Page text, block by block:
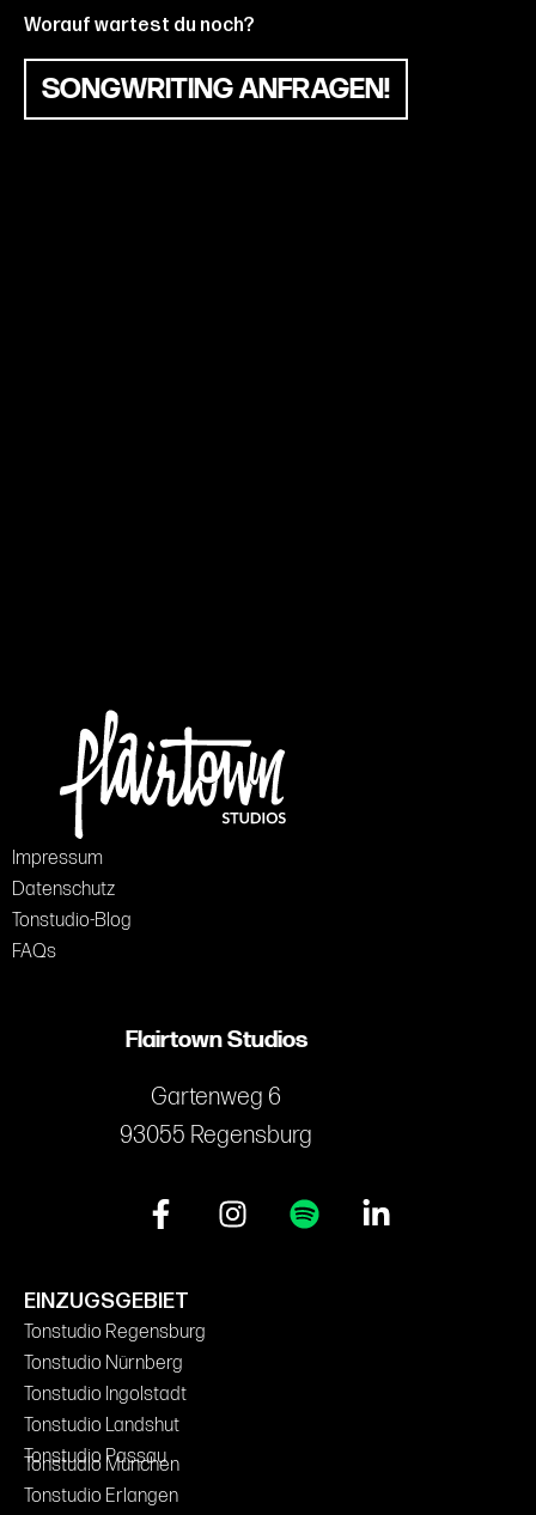
Worauf wartest du noch?
SONGWRITING ANFRAGEN!
Impressum
Datenschutz
Tonstudio-Blog
FAQs
Flairtown Studios
Gartenweg 6
93055 Regensburg
EINZUGSGEBIET
Tonstudio Regensburg
Tonstudio Nürnberg
Tonstudio Ingolstadt
Tonstudio Landshut
Tonstudio Passau
Tonstudio München
Tonstudio Erlangen